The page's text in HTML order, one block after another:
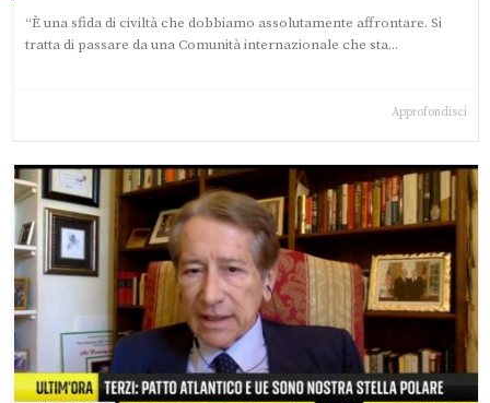
“È una sfida di civiltà che dobbiamo assolutamente affrontare. Si
tratta di passare da una Comunità internazionale che sta...
Approfondisci